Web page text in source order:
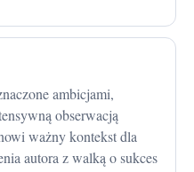
obserwacją
ważny kontekst dla
autora z walką o sukces